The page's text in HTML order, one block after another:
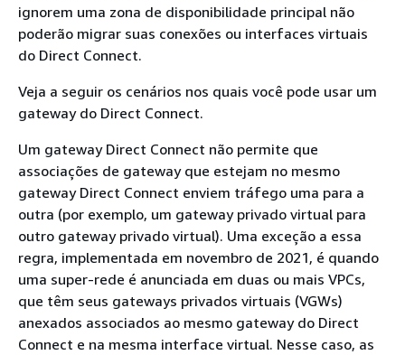
ignorem uma zona de disponibilidade principal não
poderão migrar suas conexões ou interfaces virtuais
do Direct Connect.
Veja a seguir os cenários nos quais você pode usar um
gateway do Direct Connect.
Um gateway Direct Connect não permite que
associações de gateway que estejam no mesmo
gateway Direct Connect enviem tráfego uma para a
outra (por exemplo, um gateway privado virtual para
outro gateway privado virtual). Uma exceção a essa
regra, implementada em novembro de 2021, é quando
uma super-rede é anunciada em duas ou mais VPCs,
que têm seus gateways privados virtuais (VGWs)
anexados associados ao mesmo gateway do Direct
Connect e na mesma interface virtual. Nesse caso, as